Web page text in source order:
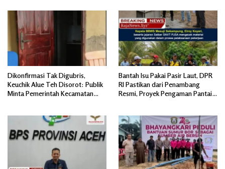
Dikonfirmasi Tak Digubris,
Keuchik Alue Teh Disorot: Publik
Minta Pemerintah Kecamatan
Bantah Isu Pakai Pasir Laut, DPR
RI Pastikan dari Penambang
Resmi, Proyek Pengaman Pantai